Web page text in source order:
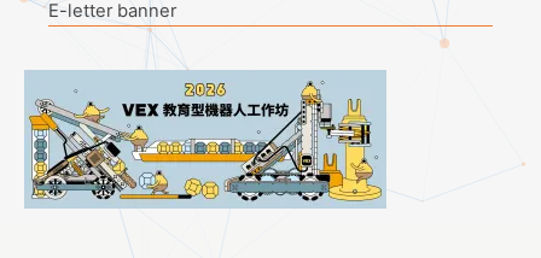
E-letter banner